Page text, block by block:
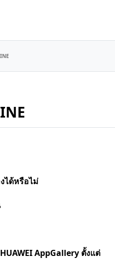
ได้หรือไม่
AppGallery ตั้งแต่